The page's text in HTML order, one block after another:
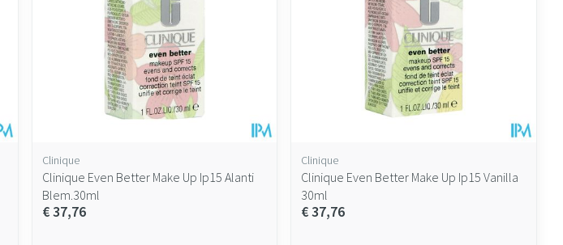
Clinique
Clinique Even Better Make Up Ip15 Alanti
Blem.30ml
€ 37,76
Clinique
Clinique Even Better Make Up Ip15 Vanilla
30ml
€ 37,76